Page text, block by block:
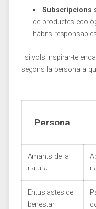
Subscripcions
de ‍productes
hàbits
I si vols inspirar-te
segons la⁣ persona a
Persona
Amants de la
⁤natura
Entusiastes del
benestar